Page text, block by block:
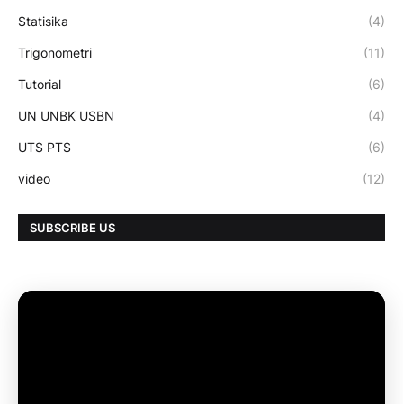
Statisika (4)
Trigonometri (11)
Tutorial (6)
UN UNBK USBN (4)
UTS PTS (6)
video (12)
SUBSCRIBE US